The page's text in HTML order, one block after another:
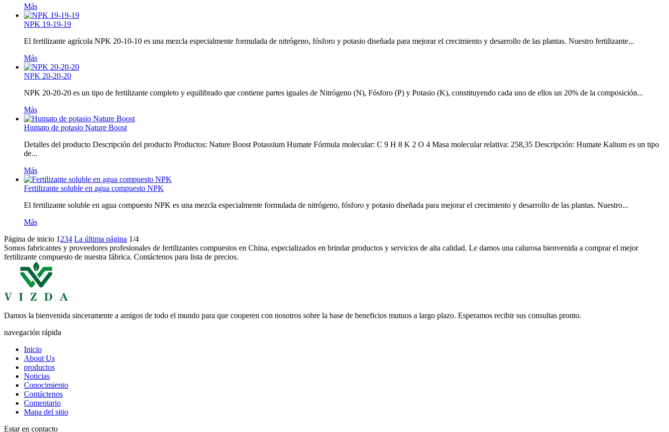
Más
NPK 19-19-19
El fertilizante agrícola NPK 20-10-10 es una mezcla especialmente formulada de nitrógeno, fósforo y potasio diseñada para mejorar el crecimiento y desarrollo de las plantas. Nuestro fertilizante...
Más
NPK 20-20-20
NPK 20-20-20 es un tipo de fertilizante completo y equilibrado que contiene partes iguales de Nitrógeno (N), Fósforo (P) y Potasio (K), constituyendo cada uno de ellos un 20% de la composición...
Más
Humato de potasio Nature Boost
Detalles del producto Descripción del producto Productos: Nature Boost Potassium Humate Fórmula molecular: C 9 H 8 K 2 O 4 Masa molecular relativa: 258,35 Descripción: Humate Kalium es un tipo
de...
Más
Fertilizante soluble en agua compuesto NPK
El fertilizante soluble en agua compuesto NPK es una mezcla especialmente formulada de nitrógeno, fósforo y potasio diseñada para mejorar el crecimiento y desarrollo de las plantas. Nuestro...
Más
Página de inicio 1 234 La última página 1/4
Somos fabricantes y proveedores profesionales de fertilizantes compuestos en China, especializados en brindar productos y servicios de alta calidad. Le damos una calurosa bienvenida a comprar el mejor
fertilizante compuesto de nuestra fábrica. Contáctenos para lista de precios.
Damos la bienvenida sinceramente a amigos de todo el mundo para que cooperen con nosotros sobre la base de beneficios mutuos a largo plazo. Esperamos recibir sus consultas pronto.
navegación rápida
Inicio
About Us
productos
Noticias
Conocimiento
Contáctenos
Comentario
Mapa del sitio
Estar en contacto